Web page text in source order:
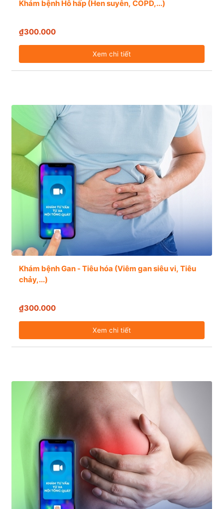
Khám bệnh Hô hấp (Hen suyễn, COPD,...)
₫300.000
Xem chi tiết
Khám bệnh Gan - Tiêu hóa (Viêm gan siêu vi, Tiêu
chảy,...)
₫300.000
Xem chi tiết